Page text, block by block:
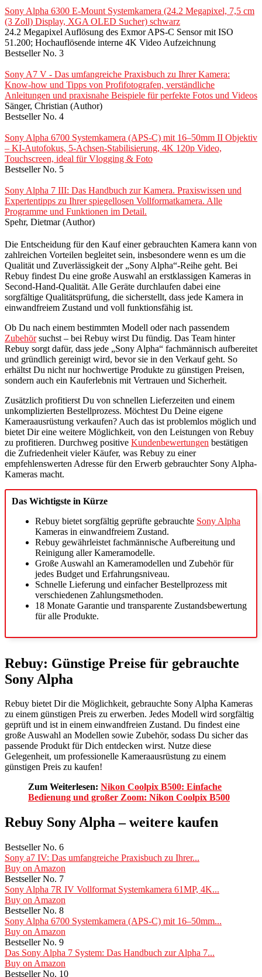
Sony Alpha 6300 E-Mount Systemkamera (24.2 Megapixel, 7,5 cm
(3 Zoll) Display, XGA OLED Sucher) schwarz
24.2 Megapixel Auflösung des Exmor APS-C Sensor mit ISO
51.200; Hochauflösende interne 4K Video Aufzeichnung
Bestseller No. 3
Sony A7 V - Das umfangreiche Praxisbuch zu Ihrer Kamera:
Know-how und Tipps von Profifotografen, verständliche
Anleitungen und praxisnahe Beispiele für perfekte Fotos und Videos
Sänger, Christian (Author)
Bestseller No. 4
Sony Alpha 6700 Systemkamera (APS-C) mit 16–50mm II Objektiv
– KI-Autofokus, 5-Achsen-Stabilisierung, 4K 120p Video,
Touchscreen, ideal für Vlogging & Foto
Bestseller No. 5
Sony Alpha 7 III: Das Handbuch zur Kamera. Praxiswissen und
Expertentipps zu Ihrer spiegellosen Vollformatkamera. Alle
Programme und Funktionen im Detail.
Spehr, Dietmar (Author)
Die Entscheidung für den Kauf einer gebrauchten Kamera kann von
zahlreichen Vorteilen begleitet sein, insbesondere wenn es um die
Qualität und Zuverlässigkeit der „Sony Alpha“-Reihe geht. Bei
Rebuy findest Du eine große Auswahl an erstklassigen Kameras in
Second-Hand-Qualität. Alle Geräte durchlaufen dabei eine
sorgfältige Qualitätsprüfung, die sicherstellt, dass jede Kamera in
einwandfreiem Zustand und voll funktionsfähig ist.
Ob Du nach einem bestimmten Modell oder nach passendem
Zubehörsuchst – bei Rebuy wirst Du fündig. Das Team hinter
Rebuy sorgt dafür, dass jede „Sony Alpha“ fachmännisch aufbereitet
und gründlich gereinigt wird, bevor sie in den Verkauf geht. So
erhältst Du nicht nur hochwertige Produkte zu günstigen Preisen,
sondern auch ein Kauferlebnis mit Vertrauen und Sicherheit.
Zusätzlich profitierst Du von schnellen Lieferzeiten und einem
unkomplizierten Bestellprozess. Möchtest Du Deine eigene
Kameraausrüstung verkaufen? Auch das ist problemlos möglich und
bietet Dir eine weitere Möglichkeit, von den Leistungen von Rebuy
zu profitieren. Durchweg positive Kundenbewertungen bestätigen
die Zufriedenheit vieler Käufer, was Rebuy zu einer
empfehlenswerten Adresse für den Erwerb gebrauchter Sony Alpha-
Kameras macht.
Das Wichtigste in Kürze
Rebuy bietet sorgfältig geprüfte gebrauchte Sony Alpha
Kameras in einwandfreiem Zustand.
Rebuy gewährleistet fachmännische Aufbereitung und
Reinigung aller Kameramodelle.
Große Auswahl an Kameramodellen und Zubehör für
jedes Budget und Erfahrungsniveau.
Schnelle Lieferung und einfacher Bestellprozess mit
verschiedenen Zahlungsmethoden.
18 Monate Garantie und transparente Zustandsbewertung
für alle Produkte.
Rebuy: Günstige Preise für gebrauchte
Sony Alpha
Rebuy bietet Dir die Möglichkeit, gebrauchte Sony Alpha Kameras
zu einem günstigen Preis zu erwerben. Jedes Modell wird sorgfältig
geprüft und ist in einem einwandfreien Zustand. Du findest eine
große Auswahl an Modellen sowie Zubehör, sodass Du sicher das
passende Produkt für Dich entdecken wirst. Nutze diese
Gelegenheit, um professionelle Kameraausrüstung zu einem
günstigen Preis zu kaufen!
Zum Weiterlesen: Nikon Coolpix B500: Einfache
Bedienung und großer Zoom: Nikon Coolpix B500
Rebuy Sony Alpha – weitere kaufen
Bestseller No. 6
Sony a7 IV: Das umfangreiche Praxisbuch zu Ihrer...
Buy on Amazon
Bestseller No. 7
Sony Alpha 7R IV Vollformat Systemkamera 61MP, 4K...
Buy on Amazon
Bestseller No. 8
Sony Alpha 6700 Systemkamera (APS-C) mit 16–50mm...
Buy on Amazon
Bestseller No. 9
Das Sony Alpha 7 System: Das Handbuch zur Alpha 7...
Buy on Amazon
Bestseller No. 10